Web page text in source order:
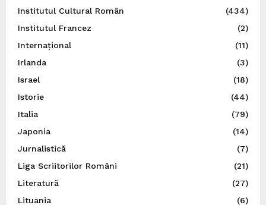
Institutul Cultural Român
(434)
Institutul Francez
(2)
Internațional
(11)
Irlanda
(3)
Israel
(18)
Istorie
(44)
Italia
(79)
Japonia
(14)
Jurnalistică
(7)
Liga Scriitorilor Români
(21)
Literatură
(27)
Lituania
(6)